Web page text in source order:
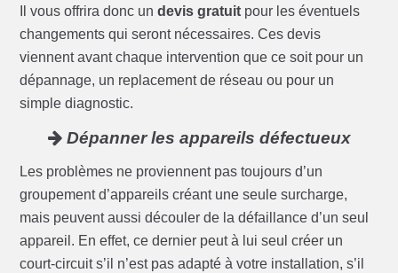
Il vous offrira donc undevis gratuit pour les éventuels
changements qui seront nécessaires. Ces devis
viennent avant chaque intervention que ce soit pour un
dépannage, un replacement de réseau ou pour un
simple diagnostic.
Dépanner les appareils défectueux
Les problèmes ne proviennent pas toujours d’un
groupement d’appareils créant une seule surcharge,
mais peuvent aussi découler de la défaillance d’un seul
appareil. En effet, ce dernier peut à lui seul créer un
court-circuit s’il n’est pas adapté à votre installation, s’il